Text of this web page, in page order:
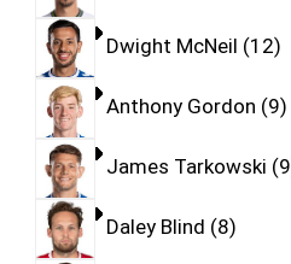
Dwight McNeil 12
Anthony Gordon 9
James Tarkowski 9
Daley Blind 8